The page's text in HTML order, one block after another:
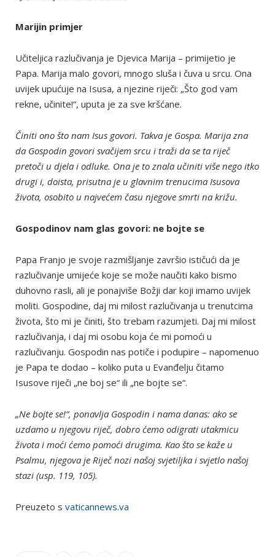
Marijin primjer
Učiteljica razlučivanja je Djevica Marija – primijetio je
Papa. Marija malo govori, mnogo sluša i čuva u srcu. Ona
uvijek upućuje na Isusa, a njezine riječi: „Što god vam
rekne, učinite!“, uputa je za sve kršćane.
Činiti ono što nam Isus govori. Takva je Gospa. Marija zna
da Gospodin govori svačijem srcu i traži da se ta riječ
pretoči u djela i odluke. Ona je to znala učiniti više nego itko
drugi i, doista, prisutna je u glavnim trenucima Isusova
života, osobito u najvećem času njegove smrti na križu.
Gospodinov nam glas govori: ne bojte se
Papa Franjo je svoje razmišljanje završio ističući da je
razlučivanje umijeće koje se može naučiti kako bismo
duhovno rasli, ali je ponajviše Božji dar koji imamo uvijek
moliti. Gospodine, daj mi milost razlučivanja u trenutcima
života, što mi je činiti, što trebam razumjeti. Daj mi milost
razlučivanja, i daj mi osobu koja će mi pomoći u
razlučivanju. Gospodin nas potiče i podupire – napomenuo
je Papa te dodao – koliko puta u Evanđelju čitamo
Isusove riječi „ne boj se“ ili „ne bojte se“.
„Ne bojte se!“, ponavlja Gospodin i nama danas: ako se
uzdamo u njegovu riječ, dobro ćemo odigrati utakmicu
života i moći ćemo pomoći drugima. Kao što se kaže u
Psalmu, njegova je Riječ nozi našoj svjetiljka i svjetlo našoj
stazi (usp. 119, 105).
Preuzeto s vaticannews.va